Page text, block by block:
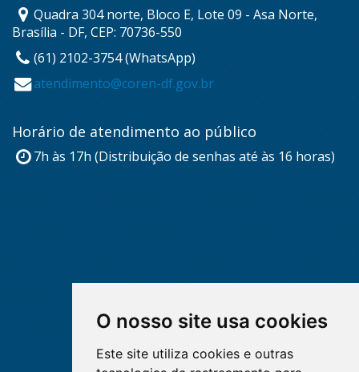
O nosso site usa cookies
Este site utiliza cookies e outras
Quadra 304 norte, Bloco E, Lote 09 - Asa Norte,
Brasília - DF, CEP: 70736-550
(61) 2102-3754 (WhatsApp)
atendimento@coren-df.gov.br
Horário de atendimento ao público
7h às 17h (Distribuição de senhas até às 16 horas)